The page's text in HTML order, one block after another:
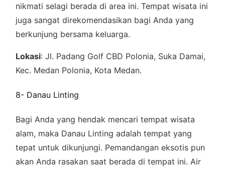
nikmati selagi berada di area ini. Tempat wisata ini
juga sangat direkomendasikan bagi Anda yang
berkunjung bersama keluarga.
Lokasi: Jl. Padang Golf CBD Polonia, Suka Damai,
Kec. Medan Polonia, Kota Medan.
8- Danau Linting
Bagi Anda yang hendak mencari tempat wisata
alam, maka Danau Linting adalah tempat yang
tepat untuk dikunjungi. Pemandangan eksotis pun
akan Anda rasakan saat berada di tempat ini. Air